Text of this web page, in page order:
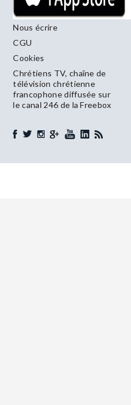
Nous écrire
CGU
Cookies
Chrétiens TV, chaîne de
télévision chrétienne
francophone diffusée sur
le canal 246 de la Freebox